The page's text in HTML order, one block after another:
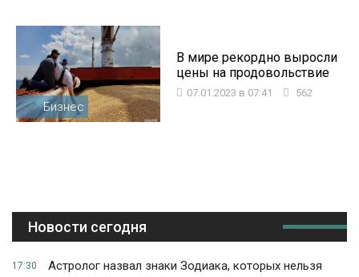
Бизнес
В мире рекордно выросли
цены на продовольствие
07.01.2023 в 07:41 562
Новости сегодня
17:30
Астролог назвал знаки Зодиака, которых нельзя